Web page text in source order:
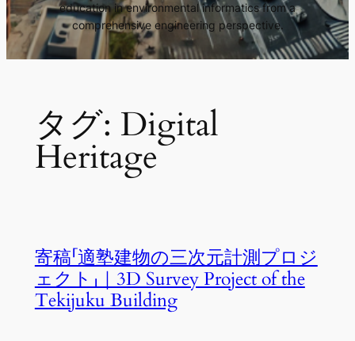
education in environmental informatics from a
comprehensive engineering perspective.
タグ: Digital
Heritage
寄稿「適塾建物の三次元計測プロジ
ェクト」｜3D Survey Project of the
Tekijuku Building